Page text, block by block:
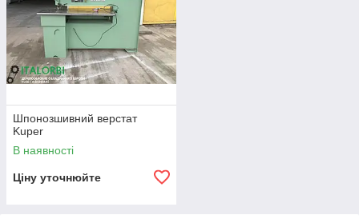
Шпонозшивний верстат
Kuper
В наявності
Ціну уточнюйте